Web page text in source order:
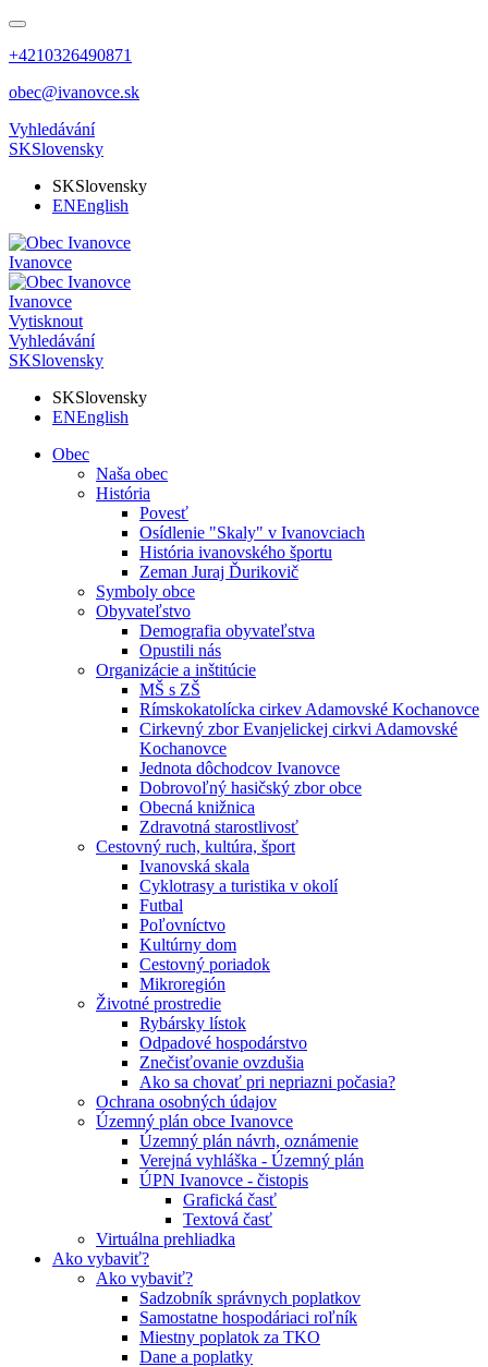
+4210326490871
obec@ivanovce.sk
Vyhledávání
SKSlovensky
SKSlovensky
ENEnglish
Ivanovce
Ivanovce
Vytisknout
Vyhledávání
SKSlovensky
SKSlovensky
ENEnglish
Obec
Naša obec
História
Povesť
Osídlenie "Skaly" v Ivanovciach
História ivanovského športu
Zeman Juraj Ďurikovič
Symboly obce
Obyvateľstvo
Demografia obyvateľstva
Opustili nás
Organizácie a inštitúcie
MŠ s ZŠ
Rímskokatolícka cirkev Adamovské Kochanovce
Cirkevný zbor Evanjelickej cirkvi Adamovské
Kochanovce
Jednota dôchodcov Ivanovce
Dobrovoľný hasičský zbor obce
Obecná knižnica
Zdravotná starostlivosť
Cestovný ruch, kultúra, šport
Ivanovská skala
Cyklotrasy a turistika v okolí
Futbal
Poľovníctvo
Kultúrny dom
Cestovný poriadok
Mikroregión
Životné prostredie
Rybársky lístok
Odpadové hospodárstvo
Znečisťovanie ovzdušia
Ako sa chovať pri nepriazni počasia?
Ochrana osobných údajov
Územný plán obce Ivanovce
Územný plán návrh, oznámenie
Verejná vyhláška - Územný plán
ÚPN Ivanovce - čistopis
Grafická časť
Textová časť
Virtuálna prehliadka
Ako vybaviť?
Ako vybaviť?
Sadzobník správnych poplatkov
Samostatne hospodáriaci roľník
Miestny poplatok za TKO
Dane a poplatky